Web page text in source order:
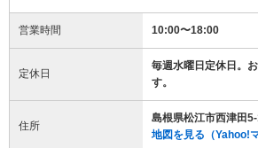
営業時間 10:00〜18:00
定休日
毎週水曜日定休日。
す。
住所
島根県松江市西津田
地図を見る（Yahoo!